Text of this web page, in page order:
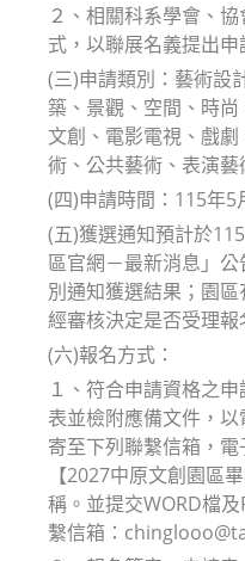
２、相關科系學會、
式，以聯展名義提出申
(三)申請類別：藝術設
築、景觀、空間、時
文創、電影電視、戲
術、公共藝術、表演藝
(四)申請時間：115年5
(五)獲選通知預計於
區官網－最新消息」
別通知獲選結果；園
經審核決定是否受理報
(六)報名方式：
１、符合申請資格之
表並檢附應備文件，
寄至下列聯繫信箱，電
【2027中原文創園區
稱。並提交WORD檔
繫信箱：